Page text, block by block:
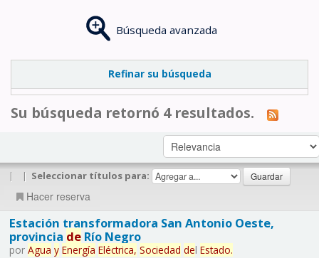
Búsqueda avanzada
Refinar su búsqueda
Su búsqueda retornó 4 resultados.
| | Seleccionar títulos para:
Hacer reserva
Estación transformadora San Antonio Oeste,
provincia deRío Negro
por Agua y Energía Eléctrica, Sociedad del Estado.